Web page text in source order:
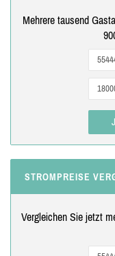
Mehrere tausend
STROMPREISE
Vergleichen Sie jetzt